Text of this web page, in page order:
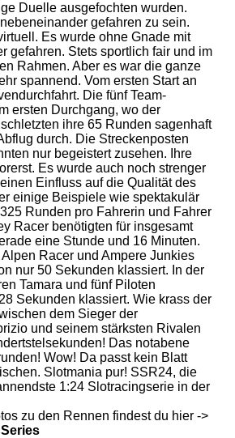
Duelle ausgefochten wurden.
gefahren zu sein.
Es wurde ohne Gnade mit
gefahren. Stets sportlich fair und im
Rahmen. Aber es war die ganze
spannend. Vom ersten Start an
Die fünf Team-
ersten Durchgang, wo der
ihre 65 Runden sagenhaft
durch. Die Streckenposten
nur begeistert zusehen. Ihre
Es wurde auch noch strenger
Einfluss auf die Qualität des
einige Beispiele wie spektakulär
Runden pro Fahrerin und Fahrer
Racer benötigten für insgesamt
eine Stunde und 16 Minuten.
Racer und Ampere Junkies
nur 50 Sekunden klassiert. In der
Tamara und fünf Piloten
Sekunden klassiert. Wie krass der
dem Sieger der
und seinem stärksten Rivalen
Das notabene
Wow! Da passt kein Blatt
Slotmania pur! SSR24, die
1:24 Slotracingserie in der
zu den Rennen findest du hier ->